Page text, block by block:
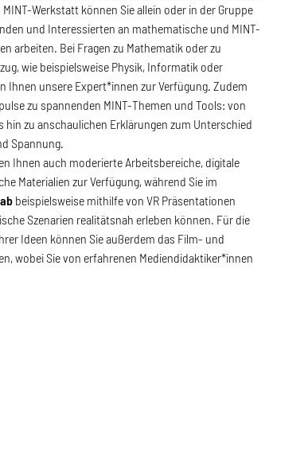
Werkstatt können Sie allein oder in der Gruppe
und Interessierten an mathematische und MINT-
arbeiten. Bei Fragen zu Mathematik oder zu
wie beispielsweise Physik, Informatik oder
Ihnen unsere Expert*innen zur Verfügung. Zudem
zu spannenden MINT-Themen und Tools: von
hin zu anschaulichen Erklärungen zum Unterschied
Spannung.
Ihnen auch moderierte Arbeitsbereiche, digitale
Materialien zur Verfügung, während Sie im
beispielsweise mithilfe von VR Präsentationen
Szenarien realitätsnah erleben können. Für die
Ideen können Sie außerdem das Film- und
wobei Sie von erfahrenen Mediendidaktiker*innen